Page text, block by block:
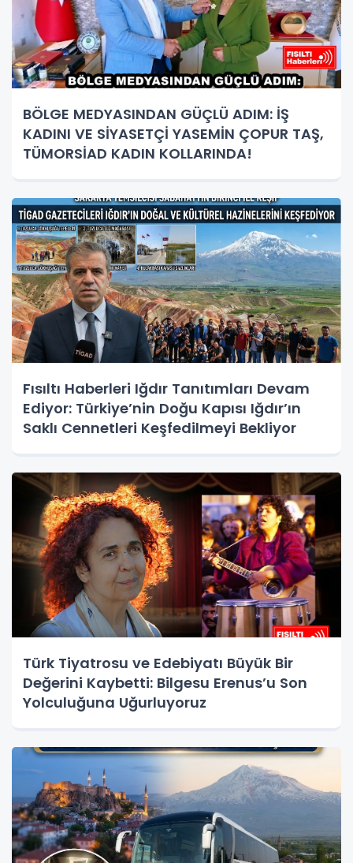
BÖLGE MEDYASINDAN GÜÇLÜ ADIM: İŞ
KADINI VE SİYASETÇİ YASEMİN ÇOPUR TAŞ,
TÜMORSİAD KADIN KOLLARINDA!
Fısıltı Haberleri Iğdır Tanıtımları Devam
Ediyor: Türkiye’nin Doğu Kapısı Iğdır’ın
Saklı Cennetleri Keşfedilmeyi Bekliyor
Türk Tiyatrosu ve Edebiyatı Büyük Bir
Değerini Kaybetti: Bilgesu Erenus’u Son
Yolculuğuna Uğurluyoruz